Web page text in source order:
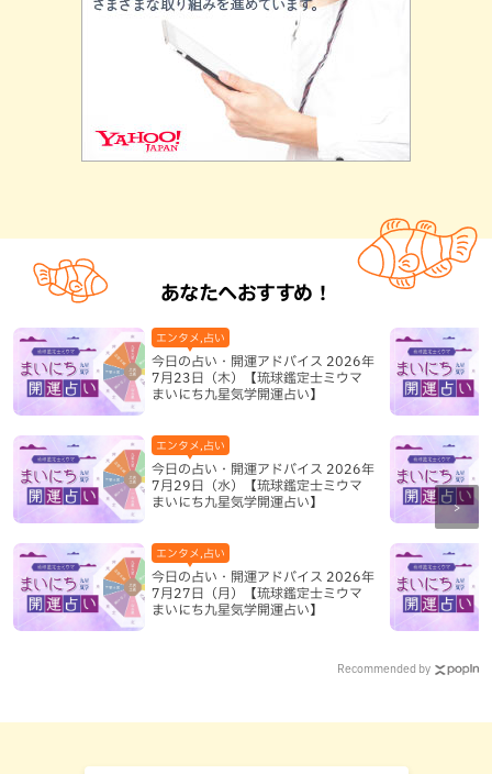
あなたへおすすめ！
今日の占い・開運アドバイス 2026年
7月23日（木）【琉球鑑定士ミウマ
まいにち九星気学開運占い】
エンタメ,占い
今日の占い・開運アドバイス 2026年
7月29日（水）【琉球鑑定士ミウマ
まいにち九星気学開運占い】
エンタメ,占い
今日の占い・開運アドバイス 2026年
7月27日（月）【琉球鑑定士ミウマ
まいにち九星気学開運占い】
エンタメ,占い
Recommended by